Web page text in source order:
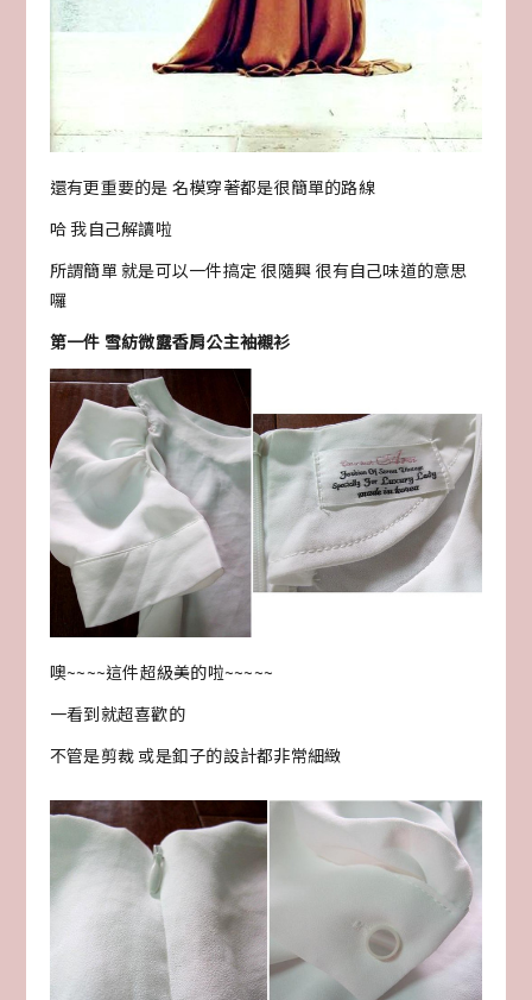
還有更重要的是 名模穿著都是很簡單的路線
哈 我自己解讀啦
所謂簡單 就是可以一件搞定 很隨興 很有自己味道的意思
囉
第一件 雪紡微露香肩公主袖襯衫
噢~~~~這件超級美的啦~~~~~
一看到就超喜歡的
不管是剪裁 或是釦子的設計都非常細緻